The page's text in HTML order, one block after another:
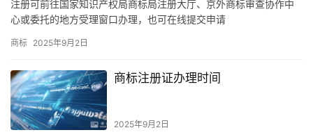
注册可前往国家知识产权局商标局注册大厅、京外商标审查协作中
心或委托的地方受理窗口办理，也可在线提交申请
商标 2025年9月2日
商标注册证办理时间
2025年9月2日